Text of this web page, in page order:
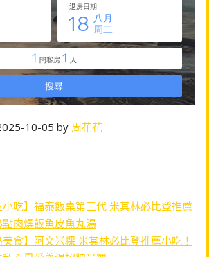
10-05 by 周花花
小吃】福泰飯桌第三代 米其林必比登推薦
肉燥飯魚皮魚丸湯
美食】阿文米粿 米其林必比登推薦小吃！